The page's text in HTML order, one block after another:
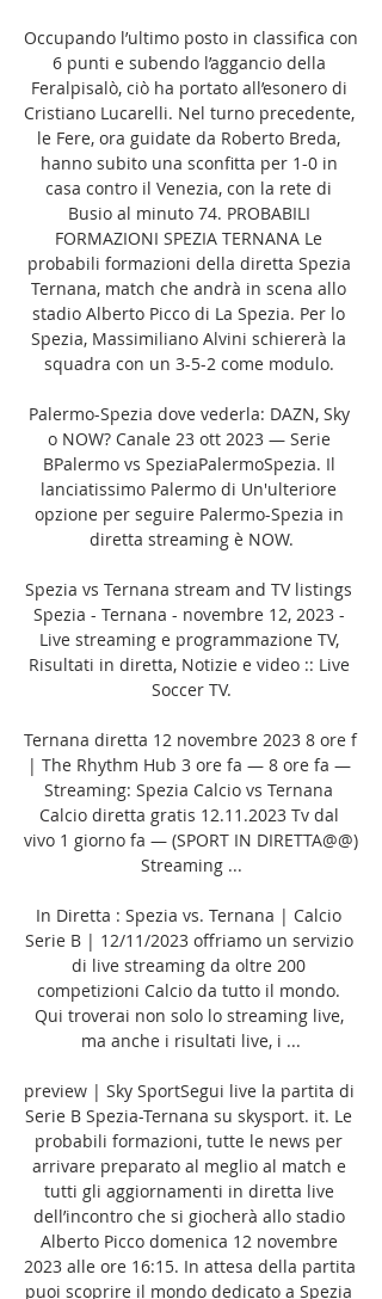
Occupando l’ultimo posto in classifica con
6 punti e subendo l’aggancio della
Feralpisalò, ciò ha portato all’esonero di
Cristiano Lucarelli. Nel turno precedente,
le Fere, ora guidate da Roberto Breda,
hanno subito una sconfitta per 1-0 in
casa contro il Venezia, con la rete di
Busio al minuto 74. PROBABILI
FORMAZIONI SPEZIA TERNANA Le
probabili formazioni della diretta Spezia
Ternana, match che andrà in scena allo
stadio Alberto Picco di La Spezia. Per lo
Spezia, Massimiliano Alvini schiererà la
squadra con un 3-5-2 come modulo.
Palermo-Spezia dove vederla: DAZN, Sky
o NOW? Canale 23 ott 2023 — Serie
BPalermo vs SpeziaPalermoSpezia. Il
lanciatissimo Palermo di Un'ulteriore
opzione per seguire Palermo-Spezia in
diretta streaming è NOW.
Spezia vs Ternana stream and TV listings
Spezia - Ternana - novembre 12, 2023 -
Live streaming e programmazione TV,
Risultati in diretta, Notizie e video :: Live
Soccer TV.
Ternana diretta 12 novembre 2023 8 ore f
| The Rhythm Hub 3 ore fa — 8 ore fa —
Streaming: Spezia Calcio vs Ternana
Calcio diretta gratis 12.11.2023 Tv dal
vivo 1 giorno fa — (SPORT IN DIRETTA@@)
Streaming ...
In Diretta : Spezia vs. Ternana | Calcio
Serie B | 12/11/2023 offriamo un servizio
di live streaming da oltre 200
competizioni Calcio da tutto il mondo.
Qui troverai non solo lo streaming live,
ma anche i risultati live, i ...
preview | Sky SportSegui live la partita di
Serie B Spezia-Ternana su skysport. it. Le
probabili formazioni, tutte le news per
arrivare preparato al meglio al match e
tutti gli aggiornamenti in diretta live
dell’incontro che si giocherà allo stadio
Alberto Picco domenica 12 novembre
2023 alle ore 16:15. In attesa della partita
puoi scoprire il mondo dedicato a Spezia